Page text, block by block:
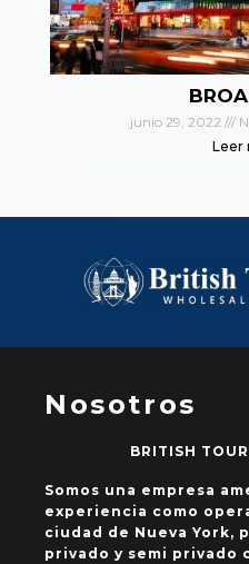
junio 29, 2022
Leer
Nosotros
BRITISH
Somos una empresa
experiencia como
ciudad de Nueva York,
privado y semi privado